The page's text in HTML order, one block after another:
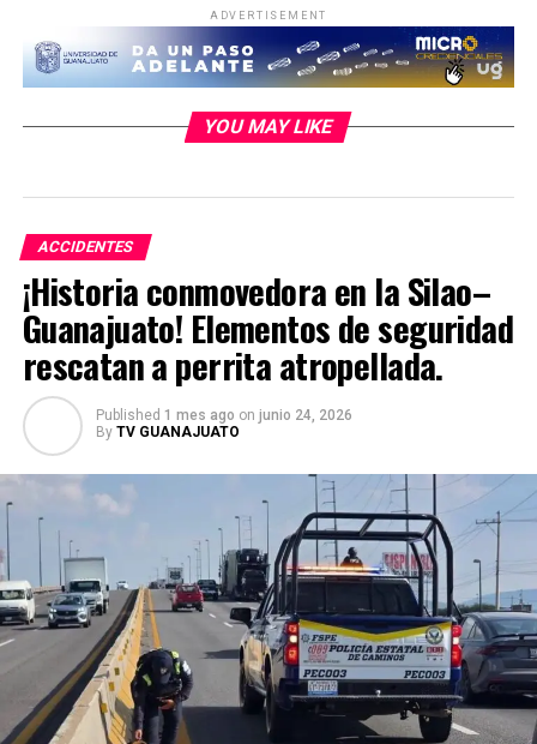
ADVERTISEMENT
YOU MAY LIKE
ACCIDENTES
¡Historia conmovedora en la Silao–
Guanajuato! Elementos de seguridad
rescatan a perrita atropellada.
Published 1 mes ago on junio 24, 2026
By TV GUANAJUATO